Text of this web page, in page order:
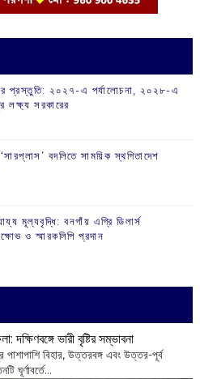
প্রস্তুতি: ২০২৭-এ পর্যালোচনা, ২০২৮-এ
লক্ষ্য সরকারের
বদলিতে সাময়িক স্থগিতাদেশ
মূল্যবৃদ্ধি: বনগাঁয় এগ্রি ডিলার্স
ও স্মারকলিপি প্রদান
ভারী বৃষ্টির সম্ভাবনা
বিহার, উত্তরবঙ্গ এবং উত্তর-পূর্ব
ঘূর্ণাবর্তে...